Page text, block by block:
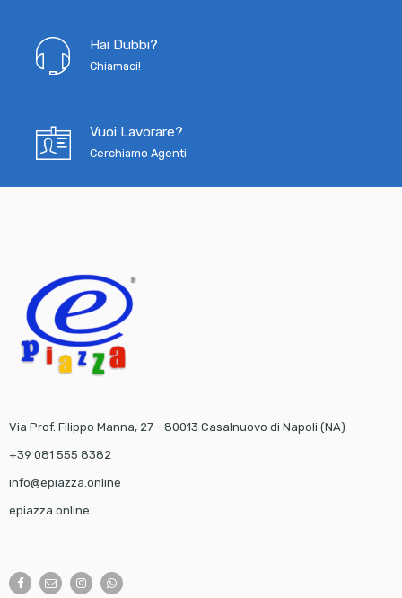
Hai Dubbi?
Chiamaci!
Vuoi Lavorare?
Cerchiamo Agenti
Via Prof. Filippo Manna, 27 - 80013 Casalnuovo di Napoli (NA)
+39 081 555 8382
info@epiazza.online
epiazza.online